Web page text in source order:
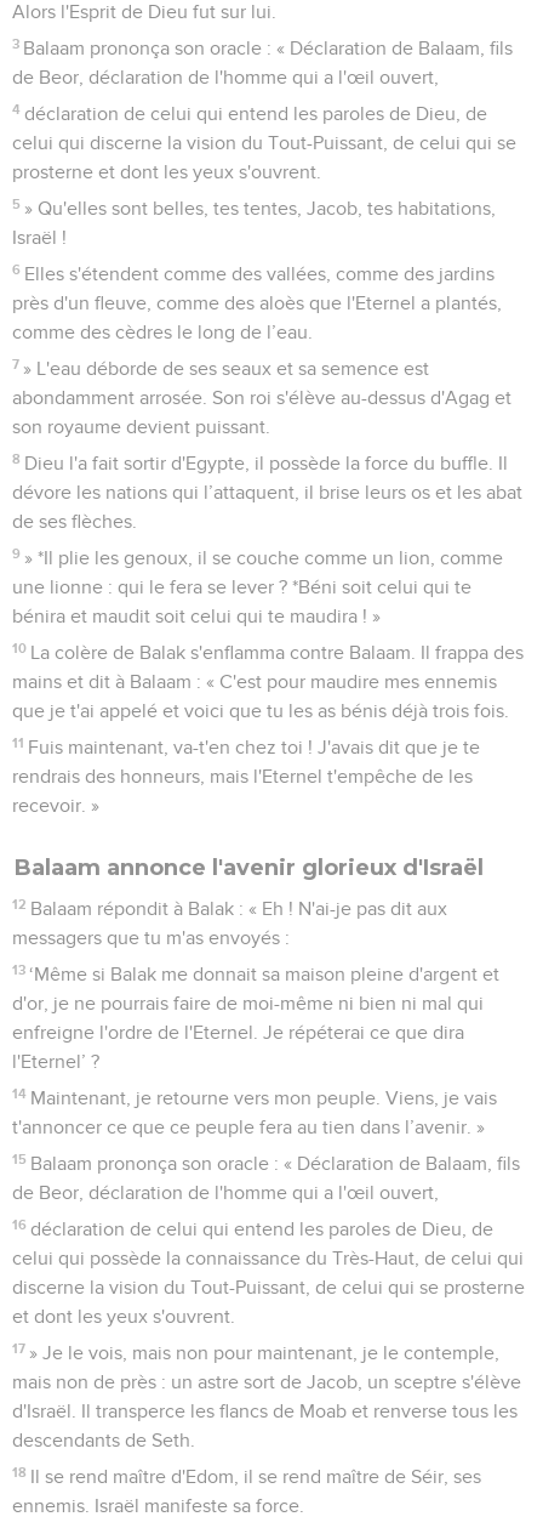
Alors l'Esprit de Dieu fut sur lui.
3 Balaam prononça son oracle : « Déclaration de Balaam, fils
de Beor, déclaration de l'homme qui a l'œil ouvert,
4 déclaration de celui qui entend les paroles de Dieu, de
celui qui discerne la vision du Tout-Puissant, de celui qui se
prosterne et dont les yeux s'ouvrent.
5 » Qu'elles sont belles, tes tentes, Jacob, tes habitations,
Israël !
6 Elles s'étendent comme des vallées, comme des jardins
près d'un fleuve, comme des aloès que l'Eternel a plantés,
comme des cèdres le long de l’eau.
7 » L'eau déborde de ses seaux et sa semence est
abondamment arrosée. Son roi s'élève au-dessus d'Agag et
son royaume devient puissant.
8 Dieu l'a fait sortir d'Egypte, il possède la force du buffle. Il
dévore les nations qui l’attaquent, il brise leurs os et les abat
de ses flèches.
9 » *Il plie les genoux, il se couche comme un lion, comme
une lionne : qui le fera se lever ? *Béni soit celui qui te
bénira et maudit soit celui qui te maudira ! »
10 La colère de Balak s'enflamma contre Balaam. Il frappa des
mains et dit à Balaam : « C'est pour maudire mes ennemis
que je t'ai appelé et voici que tu les as bénis déjà trois fois.
11 Fuis maintenant, va-t'en chez toi ! J'avais dit que je te
rendrais des honneurs, mais l'Eternel t'empêche de les
recevoir. »
Balaam annonce l'avenir glorieux d'Israël
12 Balaam répondit à Balak : « Eh ! N'ai-je pas dit aux
messagers que tu m'as envoyés :
13 ‘Même si Balak me donnait sa maison pleine d'argent et
d'or, je ne pourrais faire de moi-même ni bien ni mal qui
enfreigne l'ordre de l'Eternel. Je répéterai ce que dira
l'Eternel’ ?
14 Maintenant, je retourne vers mon peuple. Viens, je vais
t'annoncer ce que ce peuple fera au tien dans l’avenir. »
15 Balaam prononça son oracle : « Déclaration de Balaam, fils
de Beor, déclaration de l'homme qui a l'œil ouvert,
16 déclaration de celui qui entend les paroles de Dieu, de
celui qui possède la connaissance du Très-Haut, de celui qui
discerne la vision du Tout-Puissant, de celui qui se prosterne
et dont les yeux s'ouvrent.
17 » Je le vois, mais non pour maintenant, je le contemple,
mais non de près : un astre sort de Jacob, un sceptre s'élève
d'Israël. Il transperce les flancs de Moab et renverse tous les
descendants de Seth.
18 Il se rend maître d'Edom, il se rend maître de Séir, ses
ennemis. Israël manifeste sa force.